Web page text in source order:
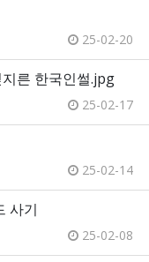
25-02-20
른 한국인썰.jpg
25-02-17
25-02-14
사기
25-02-08